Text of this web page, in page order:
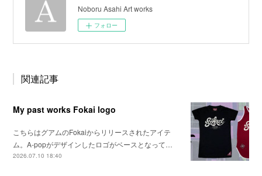
Noboru Asahi Art works
フォロー
関連記事
My past works Fokai logo
こちらはグアムのFokaiからリリースされたアイテ
ム。A-popがデザインしたロゴがベースとなって…
2026.07.10 18:40